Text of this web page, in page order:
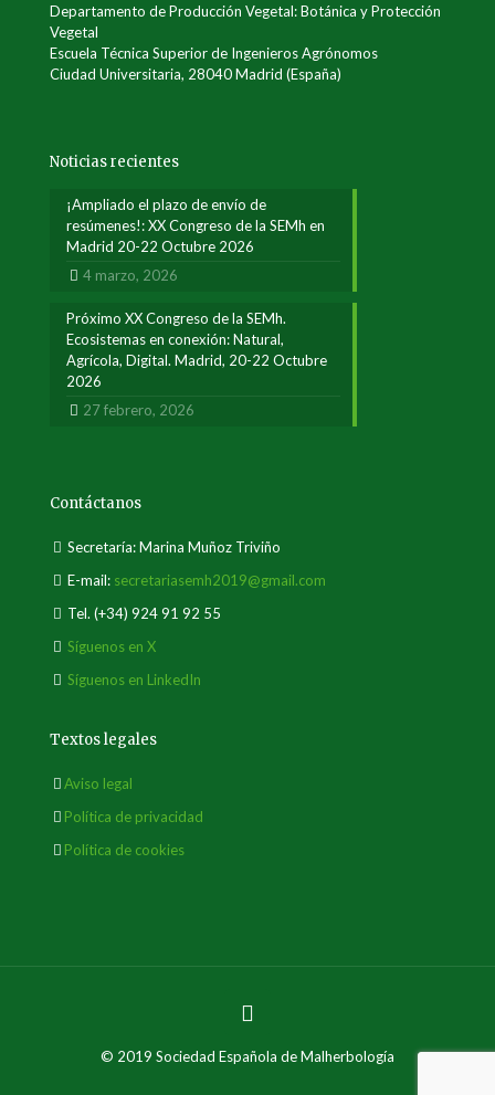
Departamento de Producción Vegetal: Botánica y Protección
Vegetal
Escuela Técnica Superior de Ingenieros Agrónomos
Ciudad Universitaria, 28040 Madrid (España)
Noticias recientes
¡Ampliado el plazo de envío de
resúmenes!: XX Congreso de la SEMh en
Madrid 20-22 Octubre 2026
4 marzo, 2026
Próximo XX Congreso de la SEMh.
Ecosistemas en conexión: Natural,
Agrícola, Digital. Madrid, 20-22 Octubre
2026
27 febrero, 2026
Contáctanos
Secretaría: Marina Muñoz Triviño
E-mail: secretariasemh2019@gmail.com
Tel. (+34) 924 91 92 55
Síguenos en X
Síguenos en LinkedIn
Textos legales
Aviso legal
Política de privacidad
Política de cookies
© 2019 Sociedad Española de Malherbología